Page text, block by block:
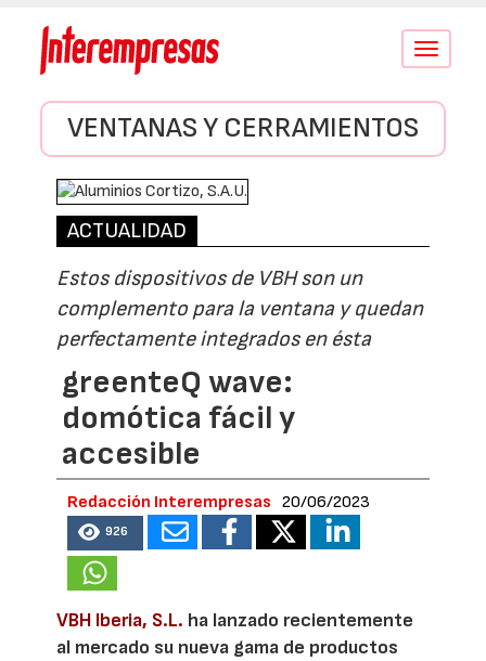
Conmutar
VENTANAS Y CERRAMIENTOS
ACTUALIDAD
Estos dispositivos de VBH son un
complemento para la ventana y quedan
perfectamente integrados en ésta
greenteQ wave:
domótica fácil y
accesible
Redacción Interempresas 20/06/2023
926
VBH Iberia, S.L. ha lanzado recientemente
al mercado su nueva gama de productos